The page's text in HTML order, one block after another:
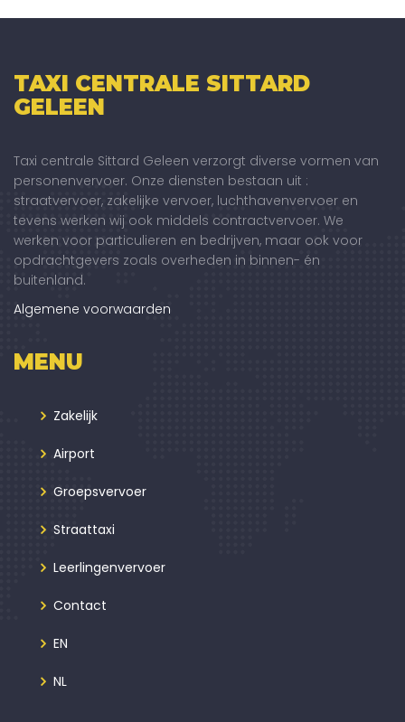
TAXI CENTRALE SITTARD
GELEEN
Taxi centrale Sittard Geleen verzorgt diverse vormen van
personenvervoer. Onze diensten bestaan uit :
straatvervoer, zakelijke vervoer, luchthavenvervoer en
tevens werken wij ook middels contractvervoer. We
werken voor particulieren en bedrijven, maar ook voor
opdrachtgevers zoals overheden in binnen- én
buitenland.
Algemene voorwaarden
MENU
Zakelijk
Airport
Groepsvervoer
Straattaxi
Leerlingenvervoer
Contact
EN
NL